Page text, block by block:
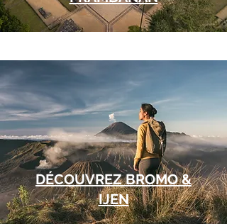
DÉCOUVREZ BROMO &
IJEN